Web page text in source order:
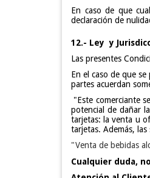
En caso de que
declaración de
12.- Ley y
Las presentes
En el caso de que
partes acuerdan
"Este comerciante
potencial de dañar
tarjetas: la venta u
tarjetas. Además,
"Venta de bebidas
Cualquier duda,